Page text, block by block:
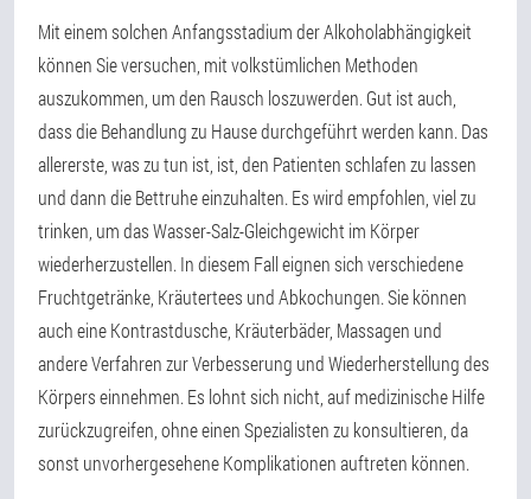
Mit einem solchen Anfangsstadium der Alkoholabhängigkeit
können Sie versuchen, mit volkstümlichen Methoden
auszukommen, um den Rausch loszuwerden. Gut ist auch,
dass die Behandlung zu Hause durchgeführt werden kann. Das
allererste, was zu tun ist, ist, den Patienten schlafen zu lassen
und dann die Bettruhe einzuhalten. Es wird empfohlen, viel zu
trinken, um das Wasser-Salz-Gleichgewicht im Körper
wiederherzustellen. In diesem Fall eignen sich verschiedene
Fruchtgetränke, Kräutertees und Abkochungen. Sie können
auch eine Kontrastdusche, Kräuterbäder, Massagen und
andere Verfahren zur Verbesserung und Wiederherstellung des
Körpers einnehmen. Es lohnt sich nicht, auf medizinische Hilfe
zurückzugreifen, ohne einen Spezialisten zu konsultieren, da
sonst unvorhergesehene Komplikationen auftreten können.